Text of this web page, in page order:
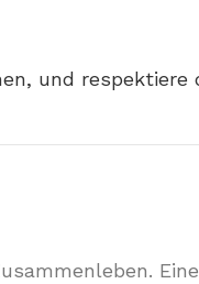
und respektiere